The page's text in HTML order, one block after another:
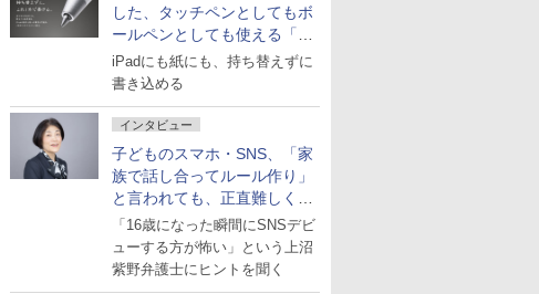
した、タッチペンとしてもボ
ールペンとしても使える「ス
タイラスツーウェイ」発売
iPadにも紙にも、持ち替えずに
書き込める
インタビュー
子どものスマホ・SNS、「家
族で話し合ってルール作り」
と言われても、正直難しくな
いですか？
「16歳になった瞬間にSNSデビ
ューする方が怖い」という上沼
紫野弁護士にヒントを聞く